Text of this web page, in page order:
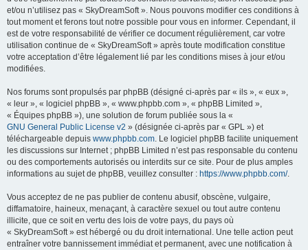
et/ou n’utilisez pas « SkyDreamSoft ». Nous pouvons modifier ces conditions à
tout moment et ferons tout notre possible pour vous en informer. Cependant, il
est de votre responsabilité de vérifier ce document régulièrement, car votre
utilisation continue de « SkyDreamSoft » après toute modification constitue
votre acceptation d’être légalement lié par les conditions mises à jour et/ou
modifiées.
Nos forums sont propulsés par phpBB (désigné ci-après par « ils », « eux »,
« leur », « logiciel phpBB », « www.phpbb.com », « phpBB Limited »,
« Équipes phpBB »), une solution de forum publiée sous la «
GNU General Public License v2 » (désignée ci-après par « GPL ») et
téléchargeable depuis www.phpbb.com. Le logiciel phpBB facilite uniquement
les discussions sur Internet ; phpBB Limited n’est pas responsable du contenu
ou des comportements autorisés ou interdits sur ce site. Pour de plus amples
informations au sujet de phpBB, veuillez consulter : https://www.phpbb.com/.
Vous acceptez de ne pas publier de contenu abusif, obscène, vulgaire,
diffamatoire, haineux, menaçant, à caractère sexuel ou tout autre contenu
illicite, que ce soit en vertu des lois de votre pays, du pays où
« SkyDreamSoft » est hébergé ou du droit international. Une telle action peut
entraîner votre bannissement immédiat et permanent, avec une notification à